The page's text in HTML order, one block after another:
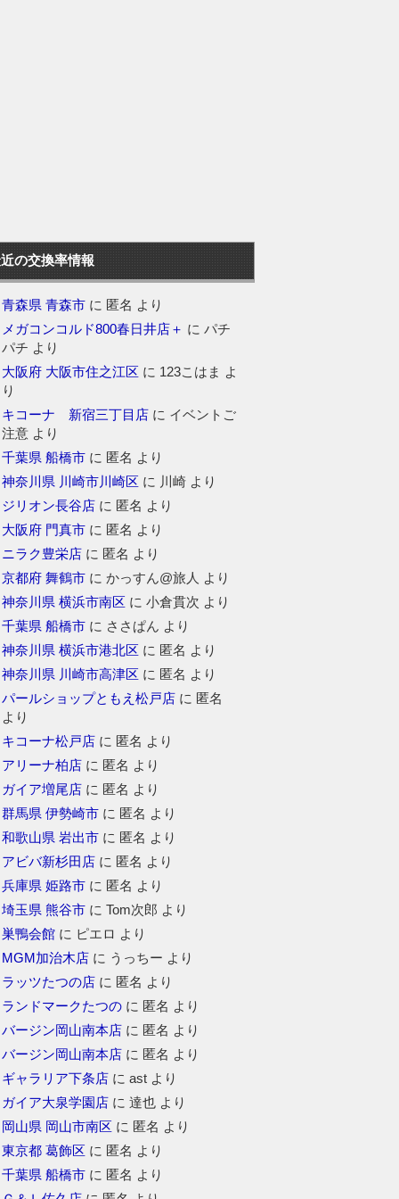
の交換率情報
青森県 青森市 に 匿名 より
メガコンコルド800春日井店＋ にパチ
パチ より
大阪府 大阪市住之江区 に 123こはま よ
り
キコーナ 新宿三丁目店 に イベントご
注意 より
千葉県 船橋市 に 匿名 より
神奈川県 川崎市川崎区 に 川崎 より
ジリオン長谷店 に 匿名 より
大阪府 門真市 に 匿名 より
ニラク豊栄店 に 匿名 より
京都府 舞鶴市 にかっすん@旅人 より
神奈川県 横浜市南区 に小倉貫次 より
千葉県 船橋市 に ささぱん より
神奈川県 横浜市港北区 に 匿名 より
神奈川県 川崎市高津区 に 匿名 より
パールショップともえ松戸店 に 匿名
より
キコーナ松戸店 に 匿名 より
アリーナ柏店 に 匿名 より
ガイア増尾店 に 匿名 より
群馬県 伊勢崎市 に 匿名 より
和歌山県 岩出市 に 匿名 より
アビバ新杉田店 に 匿名 より
兵庫県 姫路市 に 匿名 より
埼玉県 熊谷市 にTom次郎 より
巣鴨会館 に ピエロ より
MGM加治木店 に うっちー より
ラッツたつの店 に 匿名 より
ランドマークたつの に 匿名 より
バージン岡山南本店 に 匿名 より
バージン岡山南本店 に 匿名 より
ギャラリア下条店 にast より
ガイア大泉学園店 に達也 より
岡山県 岡山市南区 に 匿名 より
東京都 葛飾区 に 匿名 より
千葉県 船橋市 に 匿名 より